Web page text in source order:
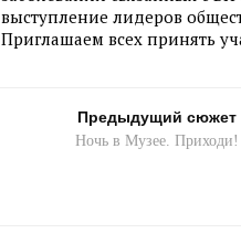
выступление лидеров
Приглашаем всех принять
Предыдущий сюжет
Ночь в Музее. Приходи!